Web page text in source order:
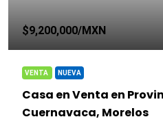
$9,200,000/MXN
VENTA NUEVA
Casa en Venta en
Cuernavaca, Morelos